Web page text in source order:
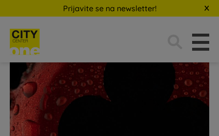
Prijavite se na newsletter!